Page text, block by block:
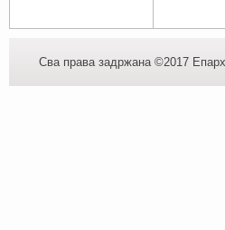
Сва права задржана ©2017